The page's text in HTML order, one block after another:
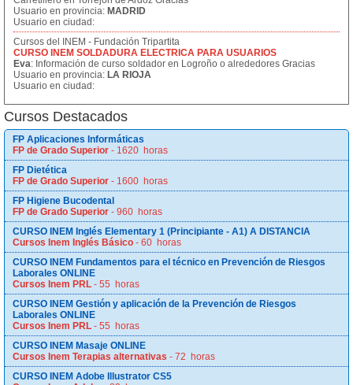
Usuario en provincia: MADRID
Usuario en ciudad:
Cursos del INEM - Fundación Tripartita
CURSO INEM SOLDADURA ELECTRICA PARA USUARIOS
Eva: Información de curso soldador en Logroño o alrededores Gracias
Usuario en provincia: LA RIOJA
Usuario en ciudad:
Cursos Destacados
FP Aplicaciones Informáticas
FP de Grado Superior - 1620 horas
FP Dietética
FP de Grado Superior - 1600 horas
FP Higiene Bucodental
FP de Grado Superior - 960 horas
CURSO INEM Inglés Elementary 1 (Principiante - A1) A DISTANCIA
Cursos Inem Inglés Básico - 60 horas
CURSO INEM Fundamentos para el técnico en Prevención de Riesgos
Laborales ONLINE
Cursos Inem PRL - 55 horas
CURSO INEM Gestión y aplicación de la Prevención de Riesgos
Laborales ONLINE
Cursos Inem PRL - 55 horas
CURSO INEM Masaje ONLINE
Cursos Inem Terapias alternativas - 72 horas
CURSO INEM Adobe Illustrator CS5